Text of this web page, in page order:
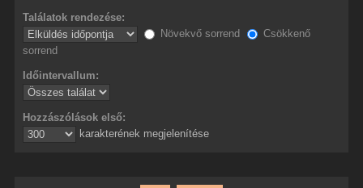
Találatok rendezése:
Növekvő sorrend
Csökkenő
sorrend
Időintervallum:
Hozzászólások első:
karakterének megjelenítése